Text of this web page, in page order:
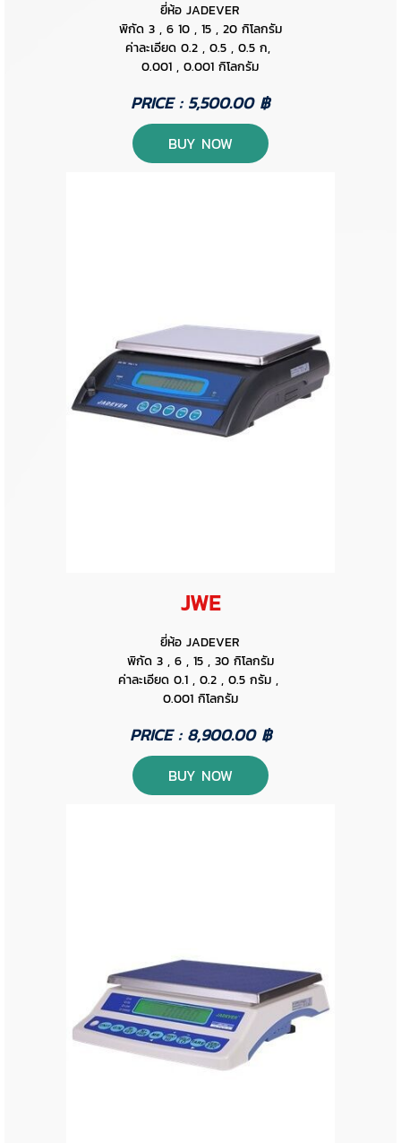
ยี่ห้อ JADEVER
พิกัด 3 , 6 10 , 15 , 20 กิโลกรัม
ค่าละเอียด 0.2 , 0.5 , 0.5 ก,
0.001 , 0.001 กิโลกรัม
PRICE : 5,500.00 ฿
BUY NOW
JWE
ยี่ห้อ JADEVER
พิกัด 3 , 6 , 15 , 30 กิโลกรัม
ค่าละเอียด 0.1 , 0.2 , 0.5 กรัม ,
0.001 กิโลกรัม
PRICE : 8,900.00 ฿
BUY NOW